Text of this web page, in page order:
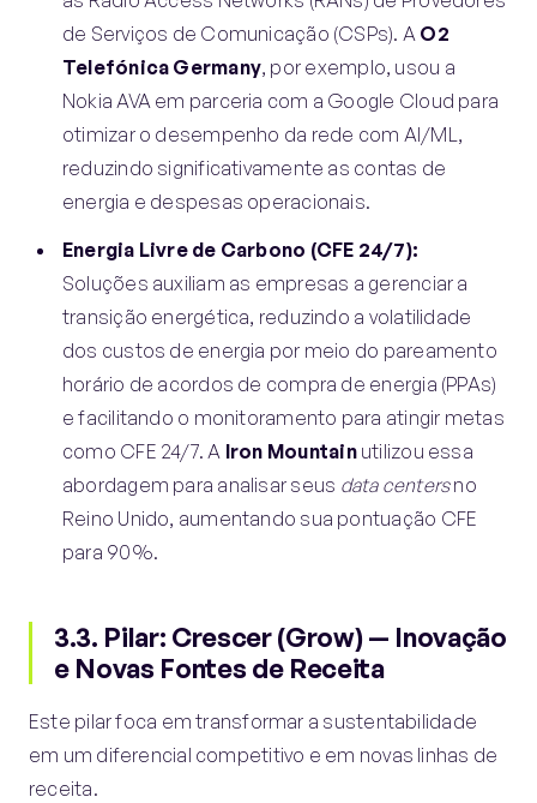
de Serviços de Comunicação (CSPs). A O2
Telefónica Germany, por exemplo, usou a
Nokia AVA em parceria com a Google Cloud para
otimizar o desempenho da rede com AI/ML,
reduzindo significativamente as contas de
energia e despesas operacionais.
Energia Livre de Carbono (CFE 24/7):
Soluções auxiliam as empresas a gerenciar a
transição energética, reduzindo a volatilidade
dos custos de energia por meio do pareamento
horário de acordos de compra de energia (PPAs)
e facilitando o monitoramento para atingir metas
como CFE 24/7. A Iron Mountainutilizou essa
abordagem para analisar seus data centersno
Reino Unido, aumentando sua pontuação CFE
para 90%.
3.3. Pilar: Crescer (Grow) — Inovação
e Novas Fontes de Receita
Este pilar foca em transformar a sustentabilidade
em um diferencial competitivo e em novas linhas de
receita.